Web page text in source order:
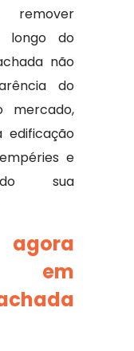
remover
longo do
não
do
mercado,
e
sua
em